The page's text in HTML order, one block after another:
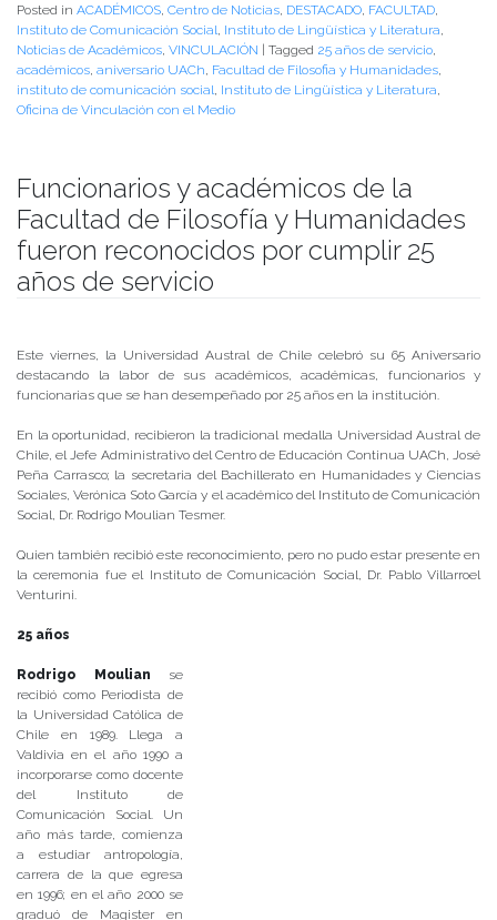
Posted in ACADÉMICOS Centro de Noticias DESTACADO FACULTAD
Instituto de Comunicación Social Instituto de Lingüística y Literatura
Noticias de Académicos VINCULACIÓN | Tagged 25 años de servicio
académicos aniversario UACh Facultad de Filosofia y Humanidades
instituto de comunicación social Instituto de Lingüística y Literatura
Oficina de Vinculación con el Medio
Funcionarios y académicos de la
Facultad de Filosofía y Humanidades
fueron reconocidos por cumplir 25
años de servicio
Este viernes, la Universidad Austral de Chile celebró su 65 Aniversario
destacando la labor de sus académicos, académicas, funcionarios y
funcionarias que se han desempeñado por 25 años en la institución.
En la oportunidad, recibieron la tradicional medalla Universidad Austral de
Chile, el Jefe Administrativo del Centro de Educación Continua UACh, José
Peña Carrasco; la secretaria del Bachillerato en Humanidades y Ciencias
Sociales, Verónica Soto García y el académico del Instituto de Comunicación
Social, Dr. Rodrigo Moulian Tesmer.
Quien también recibió este reconocimiento, pero no pudo estar presente en
la ceremonia fue el Instituto de Comunicación Social, Dr. Pablo Villarroel
Venturini.
25 años
Rodrigo Moulian se
recibió como Periodista de
la Universidad Católica de
Chile en 1989. Llega a
Valdivia en el año 1990 a
incorporarse como docente
del Instituto de
Comunicación Social. Un
año más tarde, comienza
a estudiar antropología,
carrera de la que egresa
en 1996; en el año 2000 se
graduó de Magister en